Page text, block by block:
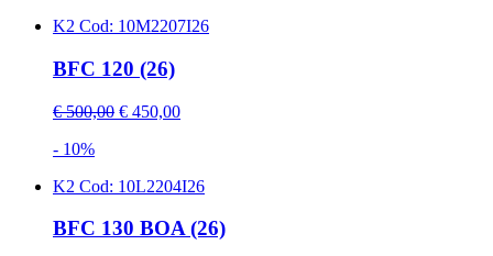
K2 Cod: 10M2207I26
BFC 120 (26)
€ 500,00 € 450,00
- 10%
K2 Cod: 10L2204I26
BFC 130 BOA (26)